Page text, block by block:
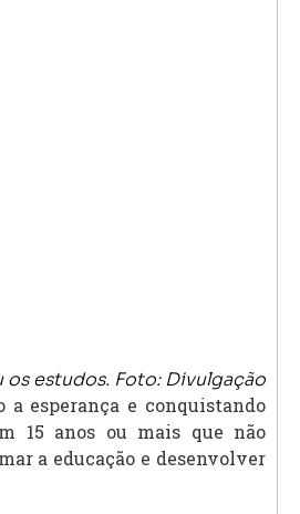
estudos. Foto: Divulgação
esperança e conquistando
15 anos ou mais que não
a educação e desenvolver